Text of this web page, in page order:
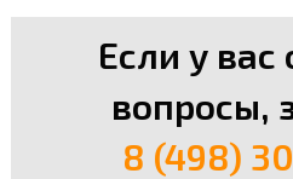
Если у вас
вопросы,
8 (498)